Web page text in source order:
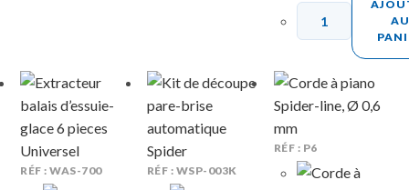
AU
RÉF : WAS-700 RÉF : WSP-003K
RÉF : P6